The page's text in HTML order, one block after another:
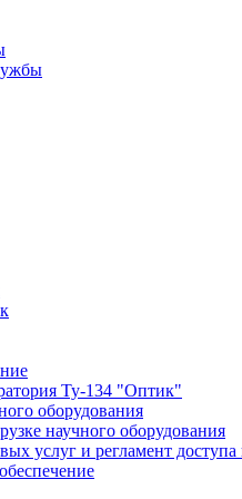
Ту-134 "Оптик"
оборудования
научного оборудования
услуг и регламент